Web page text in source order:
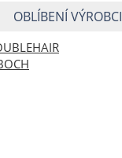
OBLÍBENÍ VÝROBCI